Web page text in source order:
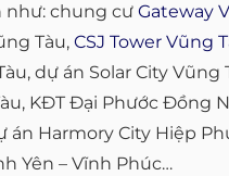
như: chung cư Gateway
Tàu, CSJ Tower Vũng
dự án Solar City Vũng
KĐT Đại Phước Đồng
án Harmory City Hiệp
Yên – Vĩnh Phúc…